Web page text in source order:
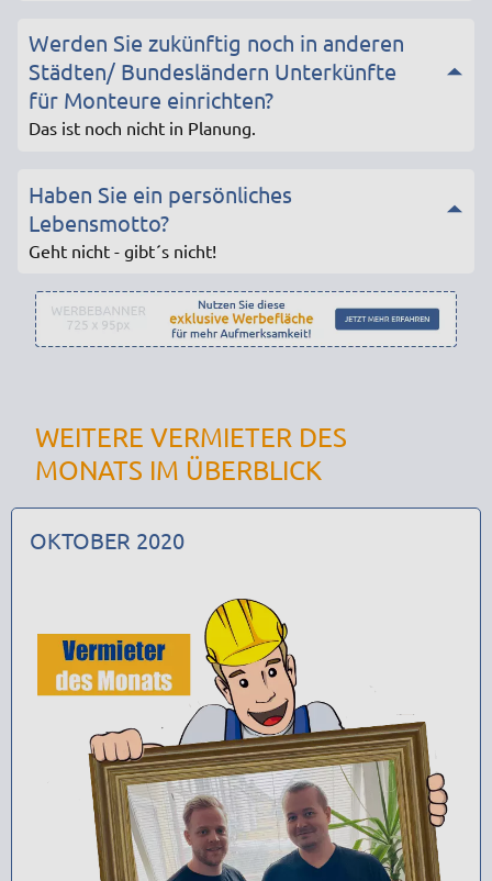
Werden Sie zukünftig noch in anderen
Städten/ Bundesländern Unterkünfte
für Monteure einrichten?
Das ist noch nicht in Planung.
Haben Sie ein persönliches
Lebensmotto?
Geht nicht - gibt´s nicht!
WEITERE VERMIETER DES
MONATS IM ÜBERBLICK
OKTOBER 2020